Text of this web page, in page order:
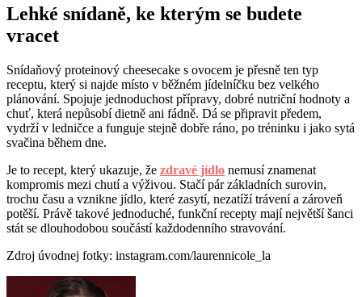
Lehké snídaně, ke kterým se budete
vracet
Snídaňový proteinový cheesecake s ovocem je přesně ten typ
receptu, který si najde místo v běžném jídelníčku bez velkého
plánování. Spojuje jednoduchost přípravy, dobré nutriční hodnoty a
chuť, která nepůsobí dietně ani fádně. Dá se připravit předem,
vydrží v ledničce a funguje stejně dobře ráno, po tréninku i jako sytá
svačina během dne.
Je to recept, který ukazuje, že zdravé jídlo nemusí znamenat
kompromis mezi chutí a výživou. Stačí pár základních surovin,
trochu času a vznikne jídlo, které zasytí, nezatíží trávení a zároveň
potěší. Právě takové jednoduché, funkční recepty mají největší šanci
stát se dlouhodobou součástí každodenního stravování.
Zdroj úvodnej fotky: instagram.com/laurennicole_la